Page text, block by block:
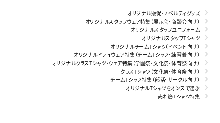
オリジナル販促・ノベルティグッズ
オリジナルスタッフウェア特集（展示会・商談会向け）
オリジナルスタッフユニフォーム
オリジナルスタッフTシャツ
オリジナルチームTシャツ（イベント向け）
オリジナルドライウェア特集（チームTシャツ・練習着向け）
オリジナルクラスTシャツ・ウェア特集（学園祭・文化祭・体育祭向け）
クラスTシャツ（文化祭・体育祭向け）
チームTシャツ特集（部活・サークル向け）
オリジナルTシャツをオンスで選ぶ
売れ筋Tシャツ特集